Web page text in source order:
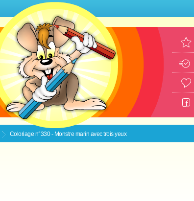
Coloriage n°330 - Monstre marin avec trois yeux